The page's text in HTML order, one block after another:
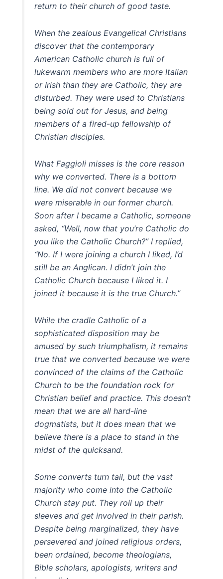
return to their church of good taste.
When the zealous Evangelical Christians
discover that the contemporary
American Catholic church is full of
lukewarm members who are more Italian
or Irish than they are Catholic, they are
disturbed. They were used to Christians
being sold out for Jesus, and being
members of a fired-up fellowship of
Christian disciples.
What Faggioli misses is the core reason
why we converted. There is a bottom
line. We did not convert because we
were miserable in our former church.
Soon after I became a Catholic, someone
asked, “Well, now that you’re Catholic do
you like the Catholic Church?” I replied,
“No. If I were joining a church I liked, I’d
still be an Anglican. I didn’t join the
Catholic Church because I liked it. I
joined it because it is the true Church.”
While the cradle Catholic of a
sophisticated disposition may be
amused by such triumphalism, it remains
true that we converted because we were
convinced of the claims of the Catholic
Church to be the foundation rock for
Christian belief and practice. This doesn’t
mean that we are all hard-line
dogmatists, but it does mean that we
believe there is a place to stand in the
midst of the quicksand.
Some converts turn tail, but the vast
majority who come into the Catholic
Church stay put. They roll up their
sleeves and get involved in their parish.
Despite being marginalized, they have
persevered and joined religious orders,
been ordained, become theologians,
Bible scholars, apologists, writers and